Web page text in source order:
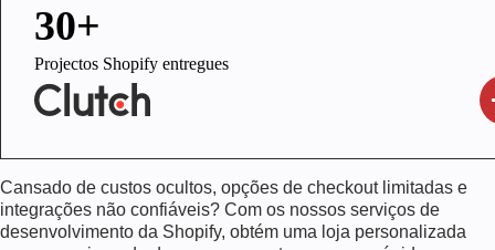
30+
Projectos Shopify entregues
Cansado de custos ocultos, opções de checkout limitadas e
integrações não confiáveis? Com os nossos serviços de
desenvolvimento da Shopify, obtém uma loja personalizada